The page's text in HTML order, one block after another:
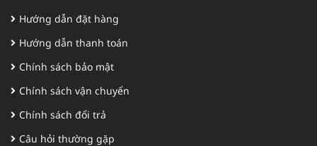
Hướng dẫn đặt hàng
Hướng dẫn thanh toán
Chính sách bảo mật
Chính sách vận chuyển
Chính sách đổi trả
Câu hỏi thường gặp